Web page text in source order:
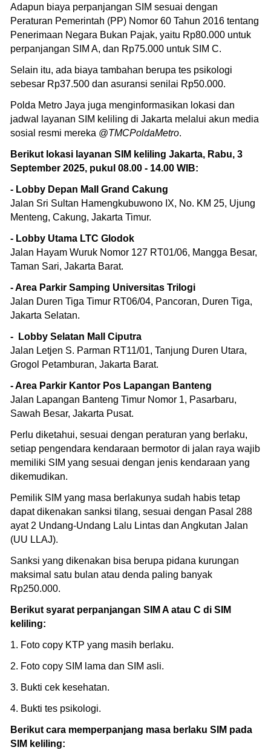
Adapun biaya perpanjangan SIM sesuai dengan
Peraturan Pemerintah (PP) Nomor 60 Tahun 2016 tentang
Penerimaan Negara Bukan Pajak, yaitu Rp80.000 untuk
perpanjangan SIM A, dan Rp75.000 untuk SIM C.
Selain itu, ada biaya tambahan berupa tes psikologi
sebesar Rp37.500 dan asuransi senilai Rp50.000.
Polda Metro Jaya juga menginformasikan lokasi dan
jadwal layanan SIM keliling di Jakarta melalui akun media
sosial resmi mereka @TMCPoldaMetro.
Berikut lokasi layanan SIM keliling Jakarta, Rabu, 3
September 2025, pukul 08.00 - 14.00 WIB:
- Lobby Depan Mall Grand Cakung
Jalan Sri Sultan Hamengkubuwono IX, No. KM 25, Ujung
Menteng, Cakung, Jakarta Timur.
- Lobby Utama LTC Glodok
Jalan Hayam Wuruk Nomor 127 RT01/06, Mangga Besar,
Taman Sari, Jakarta Barat.
- Area Parkir Samping Universitas Trilogi
Jalan Duren Tiga Timur RT06/04, Pancoran, Duren Tiga,
Jakarta Selatan.
- Lobby Selatan Mall Ciputra
Jalan Letjen S. Parman RT11/01, Tanjung Duren Utara,
Grogol Petamburan, Jakarta Barat.
- Area Parkir Kantor Pos Lapangan Banteng
Jalan Lapangan Banteng Timur Nomor 1, Pasarbaru,
Sawah Besar, Jakarta Pusat.
Perlu diketahui, sesuai dengan peraturan yang berlaku,
setiap pengendara kendaraan bermotor di jalan raya wajib
memiliki SIM yang sesuai dengan jenis kendaraan yang
dikemudikan.
Pemilik SIM yang masa berlakunya sudah habis tetap
dapat dikenakan sanksi tilang, sesuai dengan Pasal 288
ayat 2 Undang-Undang Lalu Lintas dan Angkutan Jalan
(UU LLAJ).
Sanksi yang dikenakan bisa berupa pidana kurungan
maksimal satu bulan atau denda paling banyak
Rp250.000.
Berikut syarat perpanjangan SIM A atau C di SIM
keliling:
1. Foto copy KTP yang masih berlaku.
2. Foto copy SIM lama dan SIM asli.
3. Bukti cek kesehatan.
4. Bukti tes psikologi.
Berikut cara memperpanjang masa berlaku SIM pada
SIM keliling: